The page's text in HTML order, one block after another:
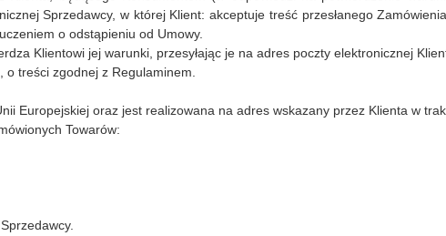
Sprzedawcy, w której Klient: akceptuje treść przesłanego
o odstąpieniu od Umowy.
Klientowi jej warunki, przesyłając je na adres poczty elektronicznej
treści zgodnej z Regulaminem.
Europejskiej oraz jest realizowana na adres wskazany przez Klienta w
Towarów: